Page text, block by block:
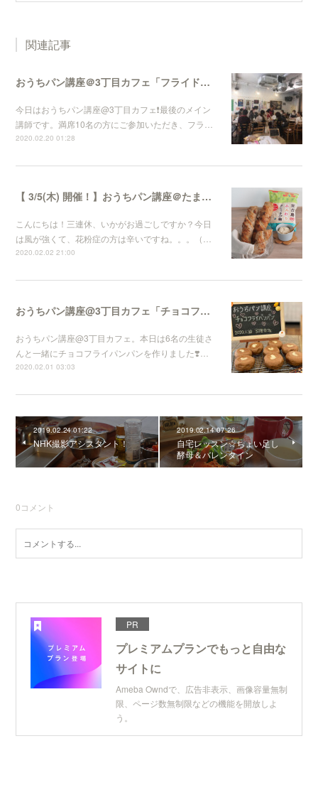
関連記事
おうちパン講座＠3丁目カフェ「フライドオニオンとチーズの切りっぱなしパン」
今日はおうちパン講座@3丁目カフェ❗️最後のメイン
講師です。満席10名の方にご参加いただき、フラ…
2020.02.20 01:28
【 3/5(木) 開催！】おうちパン講座＠たまプラーザ「3丁目カフェ」
こんにちは！三連休、いかがお過ごしですか？今日
は風が強くて、花粉症の方は辛いですね。。。（…
2020.02.02 21:00
おうちパン講座@3丁目カフェ「チョコフライパンパン」
おうちパン講座@3丁目カフェ。本日は6名の生徒さ
んと一緒にチョコフライパンパンを作りました❣️…
2020.02.01 03:03
2019.02.24 01:22
NHK撮影アシスタント！
2019.02.14 07:26
自宅レッスン☆ちょい足し
酵母＆バレンタイン
0コメント
PR
プレミアムプランでもっと自由な
サイトに
Ameba Owndで、広告非表示、画像容量無制
限、ページ数無制限などの機能を開放しよ
う。